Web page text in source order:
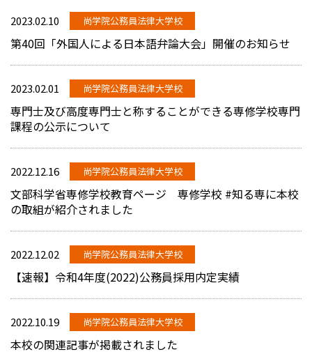
2023.02.10 尚学院公務員法律大学校
第40回「外国人による日本語弁論大会」開催のお知らせ
2023.02.01 尚学院公務員法律大学校
専門士及び高度専門士と称することができる専修学校専門
課程の公示について
2022.12.16 尚学院公務員法律大学校
文部科学省専修学校教育ページ 専修学校 #知る専に本校
の取組が紹介されました
2022.12.02 尚学院公務員法律大学校
【速報】令和4年度(2022)公務員採用内定実績
2022.10.19 尚学院公務員法律大学校
本校の関連記事が掲載されました